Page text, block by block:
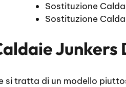
Sostituzione
Sostituzione
Junkers
tratta di un modello